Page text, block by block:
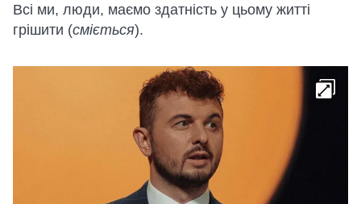
Всі ми, люди, маємо здатність у цьому житті
грішити (сміється).